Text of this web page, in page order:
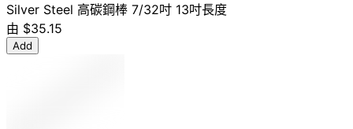
Silver Steel 高碳鋼棒 7/32吋 13吋長度
由 $35.15
Add